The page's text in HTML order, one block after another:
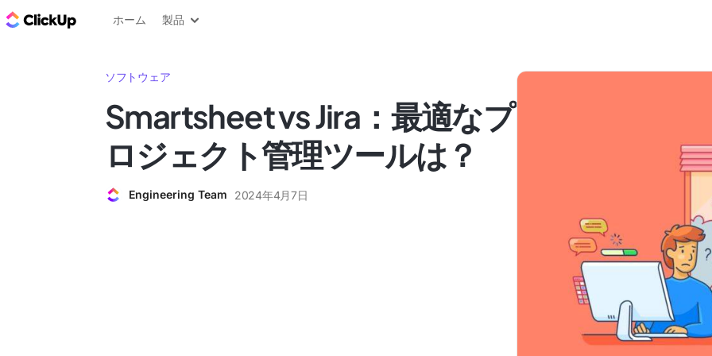
ClickUp ブログ
ホーム 製品
ソフトウェア
Smartsheet vs Jira：最適なプ
ロジェクト管理ツールは？
Engineering Team 2024年4月7日